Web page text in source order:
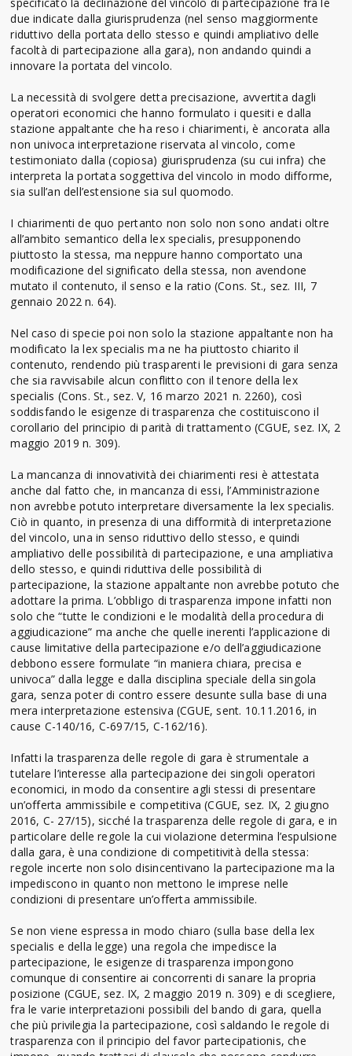
due indicate dalla giurisprudenza (nel senso maggiormente
riduttivo della portata dello stesso e quindi ampliativo delle
facoltà di partecipazione alla gara), non andando quindi a
innovare la portata del vincolo.
La necessità di svolgere detta precisazione, avvertita dagli
operatori economici che hanno formulato i quesiti e dalla
stazione appaltante che ha reso i chiarimenti, è ancorata alla
non univoca interpretazione riservata al vincolo, come
testimoniato dalla (copiosa) giurisprudenza (su cui infra) che
interpreta la portata soggettiva del vincolo in modo difforme,
sia sull’an dell’estensione sia sul quomodo.
I chiarimenti de quo pertanto non solo non sono andati oltre
all’ambito semantico della lex specialis, presupponendo
piuttosto la stessa, ma neppure hanno comportato una
modificazione del significato della stessa, non avendone
mutato il contenuto, il senso e la ratio (Cons. St., sez. III, 7
gennaio 2022 n. 64).
Nel caso di specie poi non solo la stazione appaltante non ha
modificato la lex specialis ma ne ha piuttosto chiarito il
contenuto, rendendo più trasparenti le previsioni di gara senza
che sia ravvisabile alcun conflitto con il tenore della lex
specialis (Cons. St., sez. V, 16 marzo 2021 n. 2260), così
soddisfando le esigenze di trasparenza che costituiscono il
corollario del principio di parità di trattamento (CGUE, sez. IX, 2
maggio 2019 n. 309).
La mancanza di innovatività dei chiarimenti resi è attestata
anche dal fatto che, in mancanza di essi, l’Amministrazione
non avrebbe potuto interpretare diversamente la lex specialis.
Ciò in quanto, in presenza di una difformità di interpretazione
del vincolo, una in senso riduttivo dello stesso, e quindi
ampliativo delle possibilità di partecipazione, e una ampliativa
dello stesso, e quindi riduttiva delle possibilità di
partecipazione, la stazione appaltante non avrebbe potuto che
adottare la prima. L’obbligo di trasparenza impone infatti non
solo che “tutte le condizioni e le modalità della procedura di
aggiudicazione” ma anche che quelle inerenti l’applicazione di
cause limitative della partecipazione e/o dell’aggiudicazione
debbono essere formulate “in maniera chiara, precisa e
univoca” dalla legge e dalla disciplina speciale della singola
gara, senza poter di contro essere desunte sulla base di una
mera interpretazione estensiva (CGUE, sent. 10.11.2016, in
cause C-140/16, C-697/15, C-162/16).
Infatti la trasparenza delle regole di gara è strumentale a
tutelare l’interesse alla partecipazione dei singoli operatori
economici, in modo da consentire agli stessi di presentare
un’offerta ammissibile e competitiva (CGUE, sez. IX, 2 giugno
2016, C- 27/15), sicché la trasparenza delle regole di gara, e in
particolare delle regole la cui violazione determina l’espulsione
dalla gara, è una condizione di competitività della stessa:
regole incerte non solo disincentivano la partecipazione ma la
impediscono in quanto non mettono le imprese nelle
condizioni di presentare un’offerta ammissibile.
Se non viene espressa in modo chiaro (sulla base della lex
specialis e della legge) una regola che impedisce la
partecipazione, le esigenze di trasparenza impongono
comunque di consentire ai concorrenti di sanare la propria
posizione (CGUE, sez. IX, 2 maggio 2019 n. 309) e di scegliere,
fra le varie interpretazioni possibili del bando di gara, quella
che più privilegia la partecipazione, così saldando le regole di
trasparenza con il principio del favor partecipationis, che